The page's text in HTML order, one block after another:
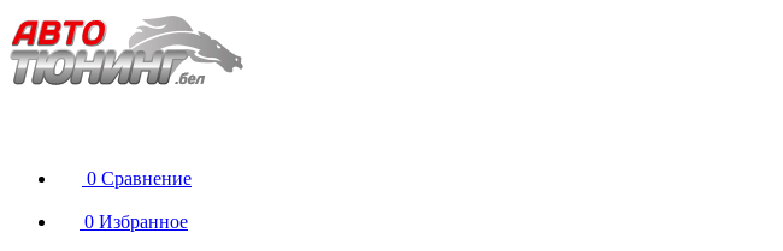
0 Сравнение
0 Избранное